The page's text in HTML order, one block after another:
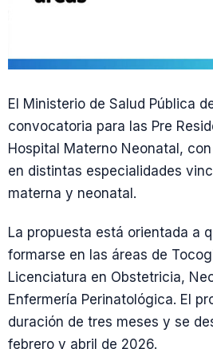
El Ministerio de Salud Pública
convocatoria para las Pre
Hospital Materno Neonatal,
en distintas especialidades
materna y neonatal.
La propuesta está orientada a
formarse en las áreas de
Licenciatura en Obstetricia,
Enfermería Perinatológica. El
duración de tres meses y se
febrero y abril de 2026.